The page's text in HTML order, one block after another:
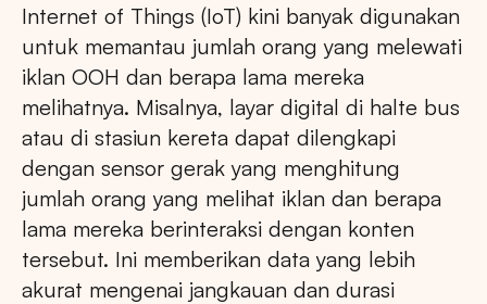
Internet of Things (IoT) kini banyak digunakan
untuk memantau jumlah orang yang melewati
iklan OOH dan berapa lama mereka
melihatnya. Misalnya, layar digital di halte bus
atau di stasiun kereta dapat dilengkapi
dengan sensor gerak yang menghitung
jumlah orang yang melihat iklan dan berapa
lama mereka berinteraksi dengan konten
tersebut. Ini memberikan data yang lebih
akurat mengenai jangkauan dan durasi